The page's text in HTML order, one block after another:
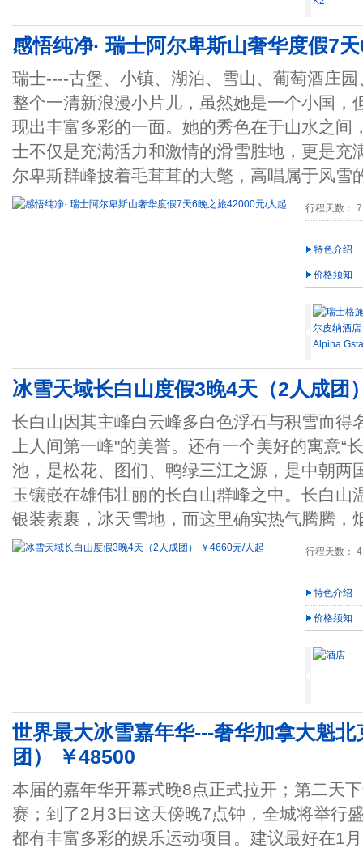
感悟纯净· 瑞士阿尔卑斯山奢华度假7
瑞士----古堡、小镇、湖泊、雪山、葡萄酒庄
整个一清新浪漫小片儿，虽然她是一个小国，
现出丰富多彩的一面。她的秀色在于山水之间
士不仅是充满活力和激情的滑雪胜地，更是充
尔卑斯群峰披着毛茸茸的大氅，高唱属于风雪
行程天数：
特色介绍
价格须知
冰雪天域长白山度假3晚4天（2人成团
长白山因其主峰白云峰多白色浮石与积雪而得
上人间第一峰"的美誉。还有一个美好的寓意“
池，是松花、图们、鸭绿三江之源，是中朝两
玉镶嵌在雄伟壮丽的长白山群峰之中。长白山
银装素裹，冰天雪地，而这里确实热气腾腾，
行程天数：
特色介绍
价格须知
世界最大冰雪嘉年华---奢华加拿大魁
团） ￥48500
本届的嘉年华开幕式晚8点正式拉开；第二天
赛；到了2月3日这天傍晚7点钟，全城将举行
都有丰富多彩的娱乐运动项目。建议最好在1